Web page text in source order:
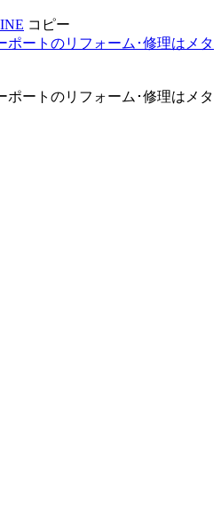
コピー
ポートのリフォーム･修理はメタ
ポートのリフォーム･修理はメタ